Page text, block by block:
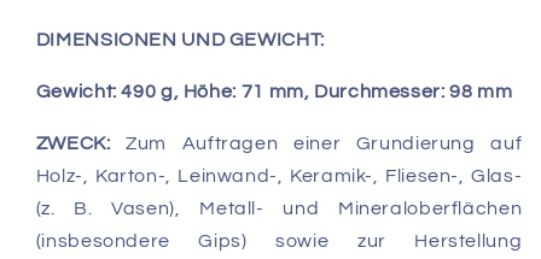
DIMENSIONEN UND GEWICHT:
Gewicht: 490 g, Höhe: 71 mm, Durchmesser: 98 mm
ZWECK: Zum Auftragen einer Grundierung auf
Holz-, Karton-, Leinwand-, Keramik-, Fliesen-, Glas-
(z. B. Vasen), Metall- und Mineraloberflächen
(insbesondere Gips) sowie zur Herstellung